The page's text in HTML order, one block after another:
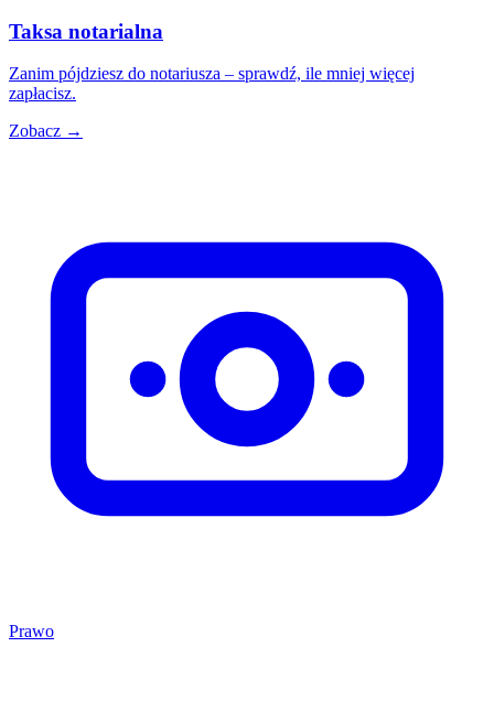
Taksa notarialna
Zanim pójdziesz do notariusza – sprawdź, ile mniej więcej
zapłacisz.
Zobacz →
Prawo